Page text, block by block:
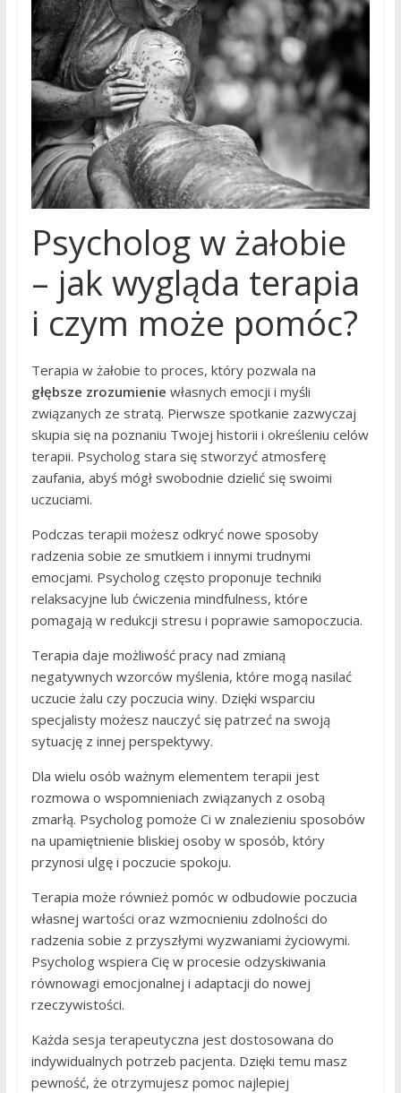
Psycholog w żałobie
– jak wygląda terapia
i czym może pomóc?
Terapia w żałobie to proces, który pozwala na
głębsze zrozumienie własnych emocji i myśli
związanych ze stratą. Pierwsze spotkanie zazwyczaj
skupia się na poznaniu Twojej historii i określeniu celów
terapii. Psycholog stara się stworzyć atmosferę
zaufania, abyś mógł swobodnie dzielić się swoimi
uczuciami.
Podczas terapii możesz odkryć nowe sposoby
radzenia sobie ze smutkiem i innymi trudnymi
emocjami. Psycholog często proponuje techniki
relaksacyjne lub ćwiczenia mindfulness, które
pomagają w redukcji stresu i poprawie samopoczucia.
Terapia daje możliwość pracy nad zmianą
negatywnych wzorców myślenia, które mogą nasilać
uczucie żalu czy poczucia winy. Dzięki wsparciu
specjalisty możesz nauczyć się patrzeć na swoją
sytuację z innej perspektywy.
Dla wielu osób ważnym elementem terapii jest
rozmowa o wspomnieniach związanych z osobą
zmarłą. Psycholog pomoże Ci w znalezieniu sposobów
na upamiętnienie bliskiej osoby w sposób, który
przynosi ulgę i poczucie spokoju.
Terapia może również pomóc w odbudowie poczucia
własnej wartości oraz wzmocnieniu zdolności do
radzenia sobie z przyszłymi wyzwaniami życiowymi.
Psycholog wspiera Cię w procesie odzyskiwania
równowagi emocjonalnej i adaptacji do nowej
rzeczywistości.
Każda sesja terapeutyczna jest dostosowana do
indywidualnych potrzeb pacjenta. Dzięki temu masz
pewność, że otrzymujesz pomoc najlepiej